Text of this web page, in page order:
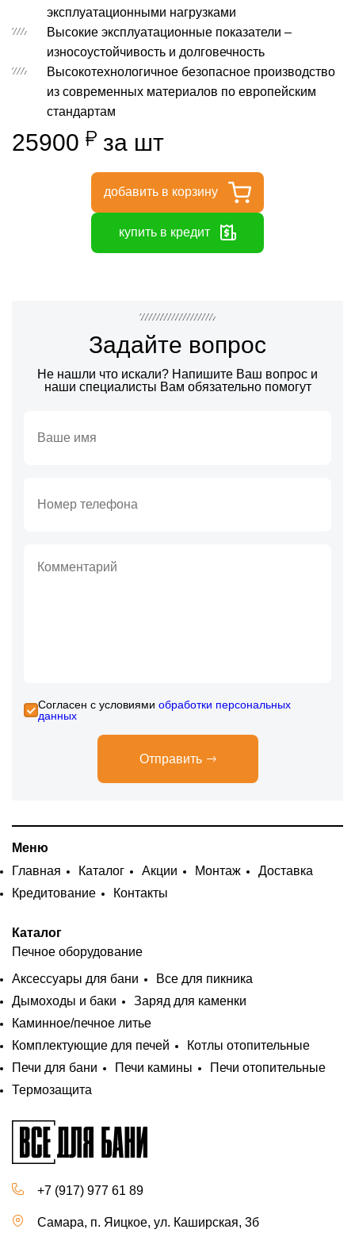
эксплуатационными нагрузками
Высокие эксплуатационные показатели –
износоустойчивость и долговечность
Высокотехнологичное безопасное производство
из современных материалов по европейским
стандартам
25900 за шт
добавить в корзину
купить в кредит
Задайте вопрос
Не нашли что искали? Напишите Ваш вопрос и
наши специалисты Вам обязательно помогут
Cогласен с условиями обработки персональных
данных
Отправить
Меню
Главная
Каталог Акции Монтаж
Доставка
Кредитование
Контакты
Каталог
Печное оборудование
Аксессуары для бани
Все для пикника
Дымоходы и баки
Заряд для каменки
Каминное/печное литье
Комплектующие для печей
Котлы отопительные
Печи для бани
Печи камины
Печи отопительные
Термозащита
+7 (917) 977 61 89
Самара, п. Яицкое, ул. Каширская, 3б